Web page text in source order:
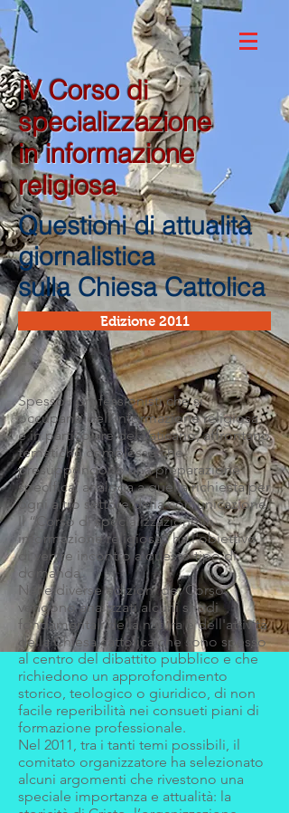
IV Corso di
specializzazione
in informazione
religiosa
Questioni di attualità
giornalistica
sulla Chiesa Cattolica
Edizione 2011
Spesso i professionisti che si
occupano dell'informazione religiosa,
e in particolare del Vaticano, affrontano
tematiche complesse che
presuppongono una preparazione
specifica, analoga a quella richiesta per
ogni altro settore della comunicazione.
Il “Corso di specializzazione in
informazione religiosa” ha l'obiettivo
di venire incontro a questo tipo di
domanda.
Nelle diverse edizioni del Corso
vengono analizzati alcuni snodi
fondamentali della natura e dell'attività
della Chiesa cattolica che sono spesso
al centro del dibattito pubblico e che
richiedono un approfondimento
storico, teologico o giuridico, di non
facile reperibilità nei consueti piani di
formazione professionale.
Nel 2011, tra i tanti temi possibili, il
comitato organizzatore ha selezionato
alcuni argomenti che rivestono una
speciale importanza e attualità: la